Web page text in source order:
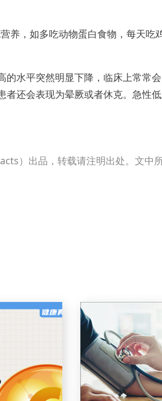
，如多吃动物蛋白食物，每天吃
的水平突然明显下降，临床上常常
者还会表现为晕厥或者休克。急性
）出品，转载请注明出处。文中